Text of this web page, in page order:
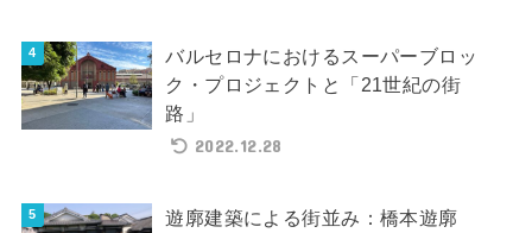
バルセロナにおけるスーパーブロッ
ク・プロジェクトと「21世紀の街
路」
2022.12.28
遊廓建築による街並み：橋本遊廓